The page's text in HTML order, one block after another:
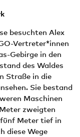
besuchten Alex
Vertreter*innen
Gebirge in den
des Waldes
Straße in die
Sie bestand
Maschinen
zweigten
fünf Meter tief in
diese Wege